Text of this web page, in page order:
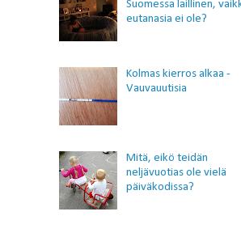
Suomessa laillinen,
eutanasia ei ole?
Kolmas kierros alkaa -
Vauvauutisia
Mitä, eikö teidän
neljävuotias ole vielä
päiväkodissa?